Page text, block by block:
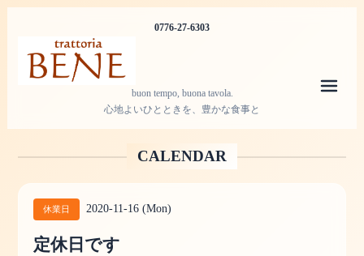
0776-27-6303
buon tempo, buona tavola.
心地よいひとときを、豊かな食事と
CALENDAR
休業日 2020-11-16 (Mon)
定休日です